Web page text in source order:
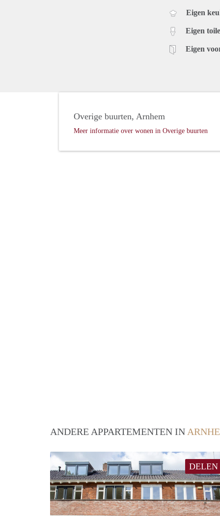
Eigen
Eigen
Eigen
Overige buurten, Arnhem
Meer informatie over wonen in Overige buurten
ANDERE APPARTEMENTEN IN
DELEN